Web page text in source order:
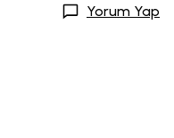
Yorum Yap